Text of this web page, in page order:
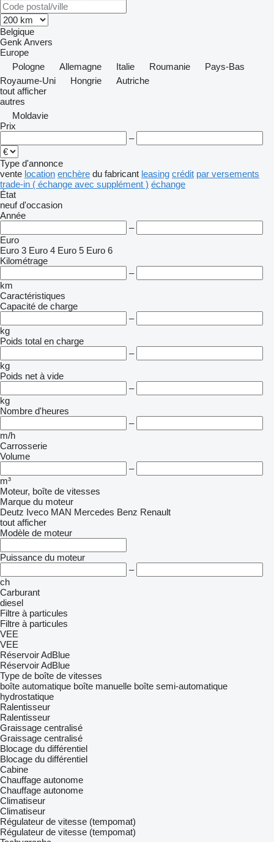
Belgique
Genk Anvers
Europe
Pologne
Allemagne Italie Roumanie
Pays-Bas
Royaume-Uni
Hongrie
Autriche
tout afficher
autres
Moldavie
Prix
–
Type d'annonce
vente location enchère du fabricant leasing crédit par versements
trade-in ( échange avec supplément ) échange
État
neuf d'occasion
Année
–
Euro
Euro 3 Euro 4 Euro 5 Euro 6
Kilométrage
–
km
Caractéristiques
Capacité de charge
–
kg
Poids total en charge
–
kg
Poids net à vide
–
kg
Nombre d'heures
–
m/h
Carrosserie
Volume
–
m³
Moteur, boîte de vitesses
Marque du moteur
Deutz Iveco MAN Mercedes Benz Renault
tout afficher
Modèle de moteur
Puissance du moteur
–
ch
Carburant
diesel
Filtre à particules
Filtre à particules
VEE
VEE
Réservoir AdBlue
Réservoir AdBlue
Type de boîte de vitesses
boîte automatique boîte manuelle boîte semi-automatique
hydrostatique
Ralentisseur
Ralentisseur
Graissage centralisé
Graissage centralisé
Blocage du différentiel
Blocage du différentiel
Cabine
Chauffage autonome
Chauffage autonome
Climatiseur
Climatiseur
Régulateur de vitesse (tempomat)
Régulateur de vitesse (tempomat)